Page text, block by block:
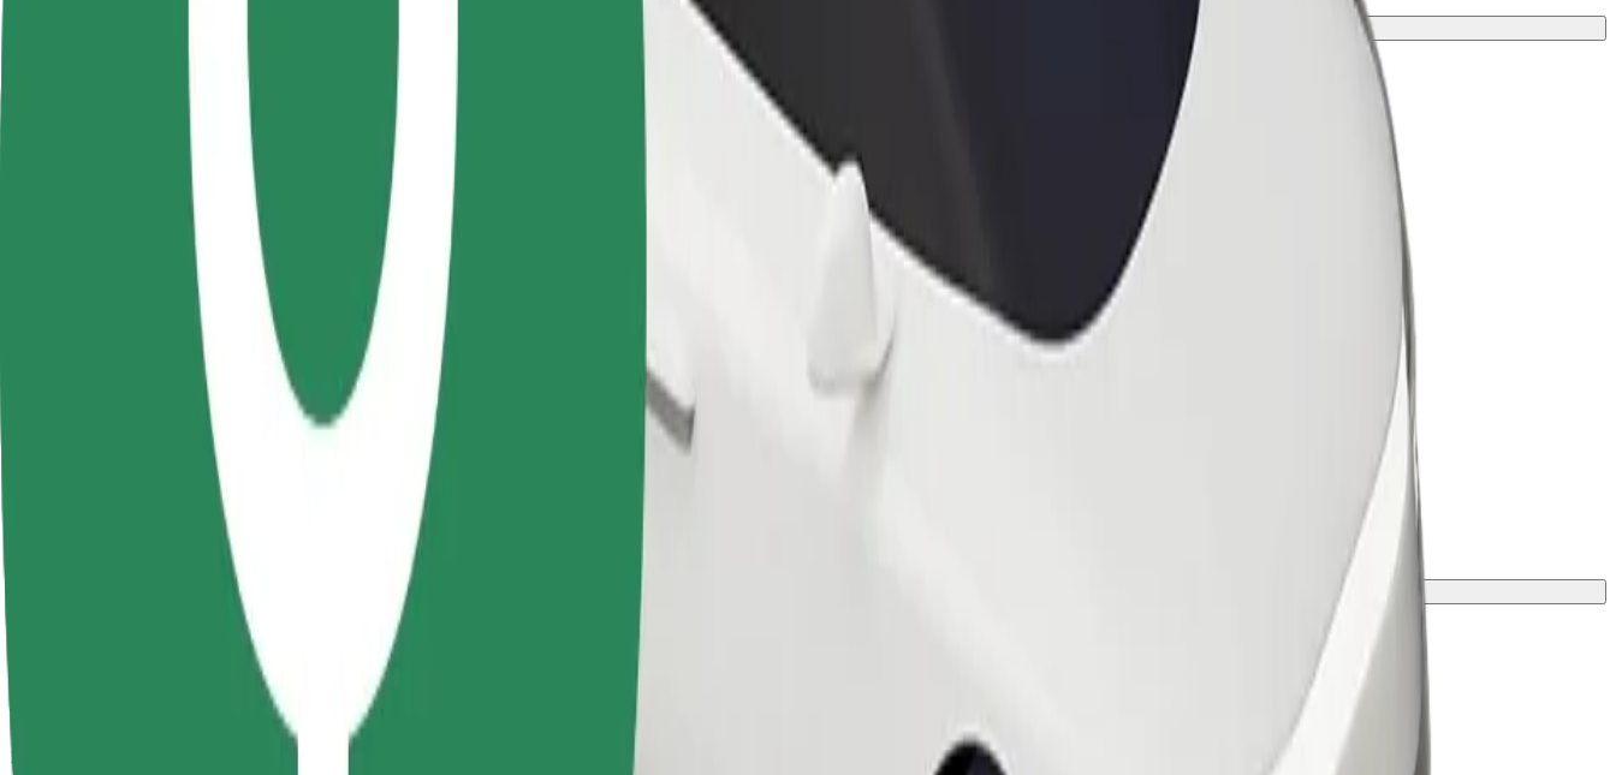
Conveniência e conforto a poucos cliques de distância!
Viagens confiáveis em carros médios do dia a dia.
Tempo de viagem previsto
Carros maiores com mais arrumação e espaço para pernas
Tempo de viagem previsto
13 min